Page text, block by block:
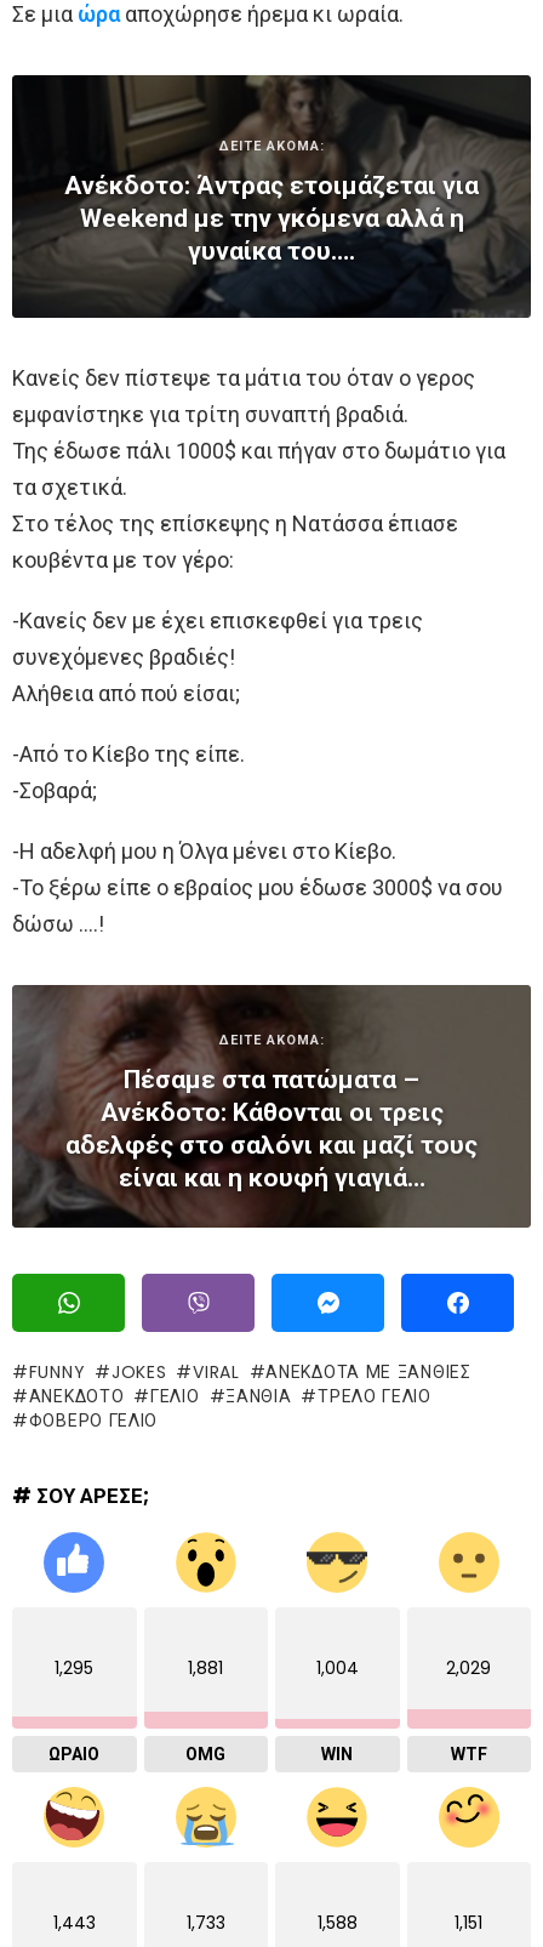
Σε μιαώρααποχώρησε ήρεμα κι ωραία.
ΔΕΙΤΕ ΑΚΟΜΑ:
Ανέκδοτο: Άντρας ετοιμάζεται για
Weekend με την γκόμενα αλλά η
γυναίκα του….
Κανείς δεν πίστεψε τα μάτια του όταν ο γερος
εμφανίστηκε για τρίτη συναπτή βραδιά.
Της έδωσε πάλι 1000$ και πήγαν στο δωμάτιο για
τα σχετικά.
Στο τέλος της επίσκεψης η Νατάσσα έπιασε
κουβέντα με τον γέρο:
-Κανείς δεν με έχει επισκεφθεί για τρεις
συνεχόμενες βραδιές!
Αλήθεια από πού είσαι;
-Από το Κίεβο της είπε.
-Σοβαρά;
-Η αδελφή μου η Όλγα μένει στο Κίεβο.
-Το ξέρω είπε ο εβραίος μου έδωσε 3000$ να σου
δώσω ….!
ΔΕΙΤΕ ΑΚΟΜΑ:
Πέσαμε στα πατώματα –
Ανέκδοτο: Κάθονται οι τρεις
αδελφές στο σαλόνι και μαζί τους
είναι και η κουφή γιαγιά…
FUNNY JOKES VIRAL
ΑΝΕΚΔΟΤΑ ΜΕ ΞΑΝΘΙΕΣ
ΑΝΕΚΔΟΤΟ
ΓΈΛΙΟ ΞΑΝΘΙΑ
ΤΡΕΛΌ ΓΈΛΙΟ
ΦΟΒΕΡΟ ΓΕΛΙΟ
# ΣΟΥ ΑΡΕΣΕ;
1,295
ΩΡΑΙΟ
1,881
OMG
1,004
WIN
2,029
WTF
1,443 1,733 1,588 1,151